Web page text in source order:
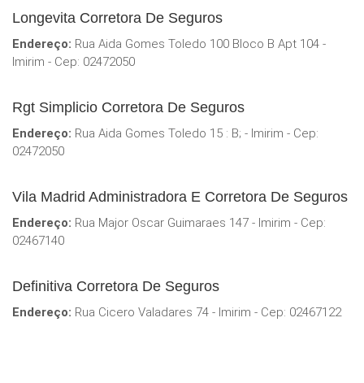
Longevita Corretora De Seguros
Endereço: Rua Aida Gomes Toledo 100 Bloco B Apt 104 -
Imirim - Cep: 02472050
Rgt Simplicio Corretora De Seguros
Endereço: Rua Aida Gomes Toledo 15 : B; - Imirim - Cep:
02472050
Vila Madrid Administradora E Corretora De Seguros
Endereço: Rua Major Oscar Guimaraes 147 - Imirim - Cep:
02467140
Definitiva Corretora De Seguros
Endereço: Rua Cicero Valadares 74 - Imirim - Cep: 02467122